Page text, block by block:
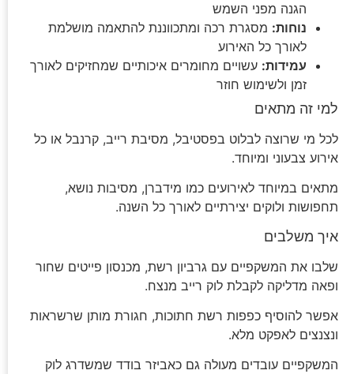
הגנה מפני השמש
נוחות: מסגרת רכה ומתכווננת להתאמה מושלמת
לאורך כל האירוע
עמידות: עשויים מחומרים איכותיים שמחזיקים לאורך
זמן ולשימוש חוזר
למי זה מתאים
לכל מי שרוצה לבלוט בפסטיבל, מסיבת רייב, קרנבל או כל
אירוע צבעוני ומיוחד.
מתאים במיוחד לאירועים כמו מידברן, מסיבות נושא,
תחפושות ולוקים יצירתיים לאורך כל השנה.
איך משלבים
שלבו את המשקפיים עם גרביון רשת, מכנסון פייטים שחור
ופאה מדליקה לקבלת לוק רייב מנצח.
אפשר להוסיף כפפות רשת חתוכות, חגורת מותן שרשראות
ונצנצים לאפקט מלא.
המשקפיים עובדים מעולה גם כאביזר בודד שמשדרג לוק